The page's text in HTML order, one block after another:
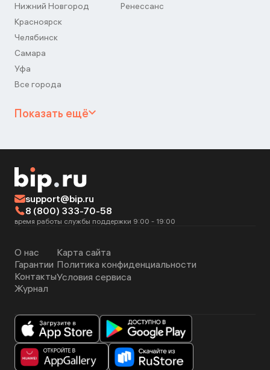
Нижний Новгород
Красноярск
Челябинск
Самара
Уфа
Все города
Ренессанс
Показать ещё
support@bip.ru
8 (800) 333-70-58
время работы службы поддержки 9:00 - 19:00
О нас
Гарантии
Контакты
Журнал
Карта сайта
Политика конфиденциальности
Условия сервиса